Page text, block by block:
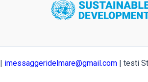
imessaggeridelmare@gmail.com| testi